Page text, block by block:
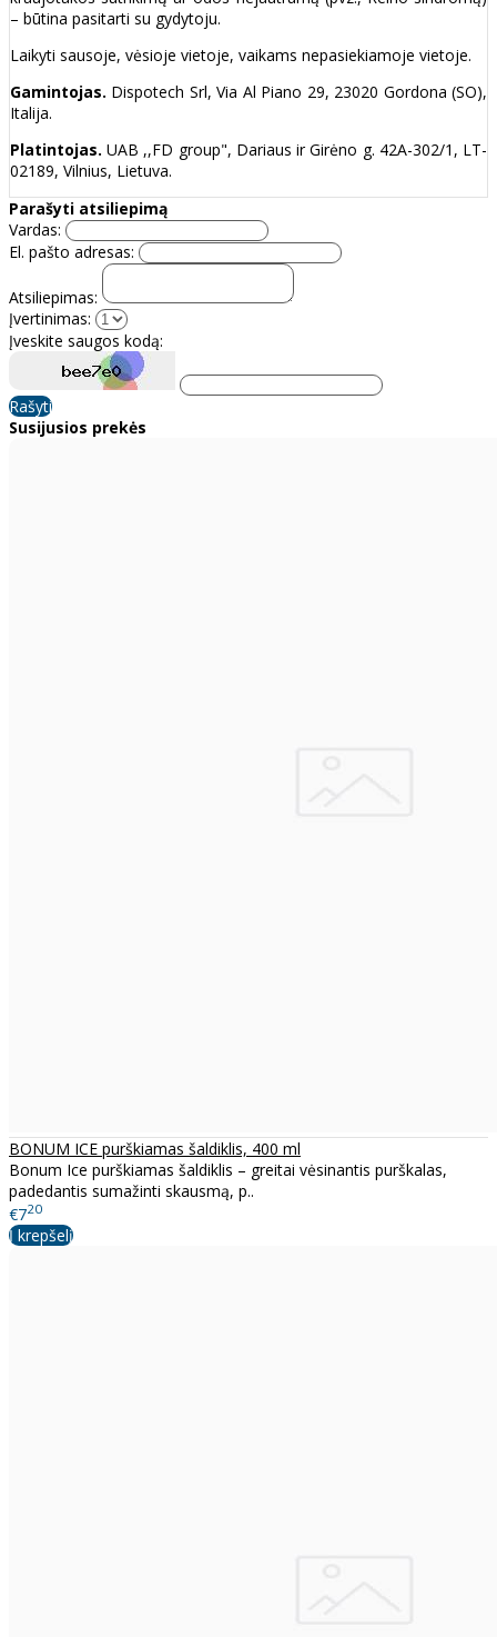
– būtina pasitarti su gydytoju.
Laikyti sausoje, vėsioje vietoje, vaikams nepasiekiamoje vietoje.
Gamintojas. Dispotech Srl, Via Al Piano 29, 23020 Gordona (SO),
Italija.
Platintojas. UAB ,,FD group", Dariaus ir Girėno g. 42A-302/1, LT-
02189, Vilnius, Lietuva.
Parašyti atsiliepimą
Vardas:
El. pašto adresas:
Atsiliepimas:
Įvertinimas:
Įveskite saugos kodą:
Rašyti
Susijusios prekės
BONUM ICE purškiamas šaldiklis, 400 ml
Bonum Ice purškiamas šaldiklis – greitai vėsinantis purškalas,
padedantis sumažinti skausmą, p..
€720
Į krepšelį